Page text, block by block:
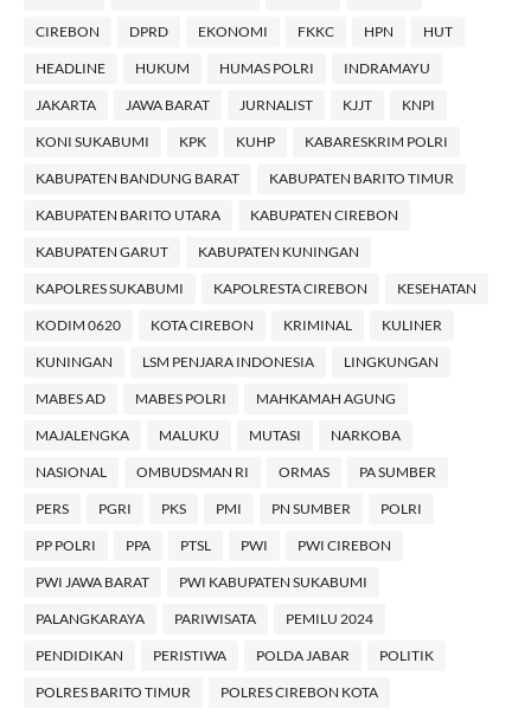
CIREBON DPRD EKONOMI FKKC HPN HUT
HEADLINE HUKUM HUMAS POLRI INDRAMAYU
JAKARTA JAWA BARAT JURNALIST KJJT KNPI
KONI SUKABUMI KPK KUHP KABARESKRIM POLRI
KABUPATEN BANDUNG BARAT KABUPATEN BARITO TIMUR
KABUPATEN BARITO UTARA KABUPATEN CIREBON
KABUPATEN GARUT KABUPATEN KUNINGAN
KAPOLRES SUKABUMI KAPOLRESTA CIREBON KESEHATAN
KODIM 0620 KOTA CIREBON KRIMINAL KULINER
KUNINGAN LSM PENJARA INDONESIA LINGKUNGAN
MABES AD MABES POLRI MAHKAMAH AGUNG
MAJALENGKA MALUKU MUTASI NARKOBA
NASIONAL OMBUDSMAN RI ORMAS PA SUMBER
PERS PGRI PKS PMI PN SUMBER POLRI
PP POLRI PPA PTSL PWI PWI CIREBON
PWI JAWA BARAT PWI KABUPATEN SUKABUMI
PALANGKARAYA PARIWISATA PEMILU 2024
PENDIDIKAN PERISTIWA POLDA JABAR POLITIK
POLRES BARITO TIMUR POLRES CIREBON KOTA